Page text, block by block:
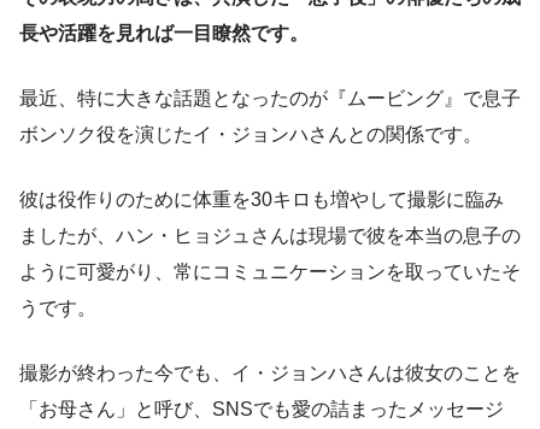
長や活躍を見れば一目瞭然です。
最近、特に大きな話題となったのが『ムービング』で息子
ボンソク役を演じたイ・ジョンハさんとの関係です。
彼は役作りのために体重を30キロも増やして撮影に臨み
ましたが、ハン・ヒョジュさんは現場で彼を本当の息子の
ように可愛がり、常にコミュニケーションを取っていたそ
うです。
撮影が終わった今でも、イ・ジョンハさんは彼女のことを
「お母さん」と呼び、SNSでも愛の詰まったメッセージ